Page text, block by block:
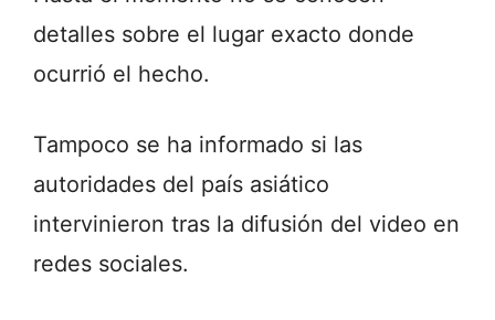
detalles sobre el lugar exacto donde
ocurrió el hecho.
Tampoco se ha informado si las
autoridades del país asiático
intervinieron tras la difusión del video en
redes sociales.